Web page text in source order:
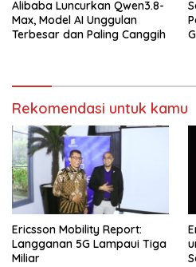
Alibaba Luncurkan Qwen3.8-
Max, Model AI Unggulan
Terbesar dan Paling Canggih
Rekomendasi untuk kamu
Ericsson Mobility Report:
Langganan 5G Lampaui Tiga
Miliar